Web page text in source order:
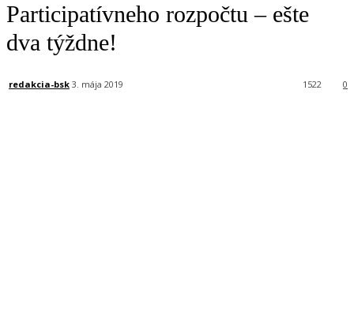
Participatívneho rozpočtu – ešte
dva týždne!
redakcia-bsk 3. mája 2019 0
1522